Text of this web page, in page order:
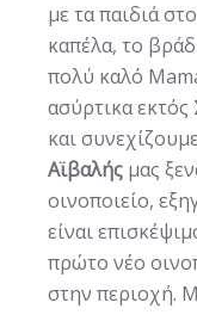
με τα παιδιά
καπέλα, το
πολύ καλό
ασύρτικα
και
Αϊβαλής μας
οινοποιείο,
είναι
πρώτο νέο
στην περιοχή.